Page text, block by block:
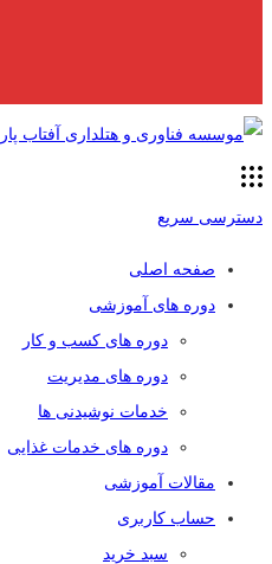
دسترسی سریع
صفحه اصلی
دوره های آموزشی
دوره های کسب و کار
دوره های مدیریت
خدمات نوشیدنی ها
دوره های خدمات غذایی
مقالات آموزشی
حساب کاربری
سبد خرید